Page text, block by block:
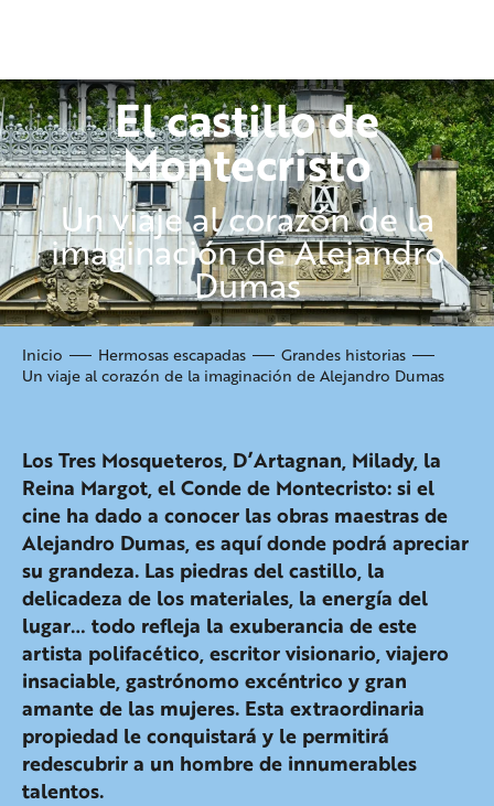
principal
El castillo de
Montecristo
Un viaje al corazón de la
imaginación de Alejandro
Dumas
Inicio Hermosas escapadas
Grandes historias
Un viaje al corazón de la imaginación de Alejandro Dumas
Los Tres Mosqueteros, D’Artagnan, Milady, la
Reina Margot, el Conde de Montecristo: si el
cine ha dado a conocer las obras maestras de
Alejandro Dumas, es aquí donde podrá apreciar
su grandeza. Las piedras del castillo, la
delicadeza de los materiales, la energía del
lugar… todo refleja la exuberancia de este
artista polifacético, escritor visionario, viajero
insaciable, gastrónomo excéntrico y gran
amante de las mujeres. Esta extraordinaria
propiedad le conquistará y le permitirá
redescubrir a un hombre de innumerables
talentos.